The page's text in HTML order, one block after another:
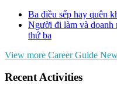
Ba điều sếp hay quên
Người đi làm và doanh
thứ ba
View more Career Guide
Recent Activities